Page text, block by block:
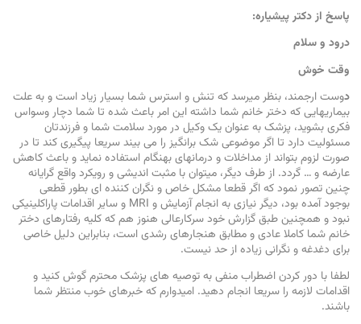
پاسخ از دکتر پیشیاره:
درود و سلام
وقت خوش
دوست ارجمند، بنظر میرسد که تنش و استرس شما بسیار زیاد است و به علت
بیماریهایی که دختر خانم شما داشته این امر باعث شده تا شما دچار وسواس
فکری بشوید، پزشک به عنوان یک وکیل در مورد سلامت شما و فرزندتان
مسئولیت دارد تا اگر موضوعی شک برانگیز را می بیند سریعا پیگیری کند تا در
صورت لزوم بتواند از مداخلات و درمانهای بهنگام استفاده نماید و باعث کاهش
عارضه و … گردد. از طرف دیگر، میتوان با مثبت اندیشی و رویکرد واقع گرایانه
چنین تصور نمود که اگر قطعا مشکل خاص و نگران کننده ای بطور قطعی
بوجود آمده بود، دیگر نیازی به انجام آزمایش و MRI و سایر اقدامات پاراکلینیکی
نبود و همچنین طبق گزارش خود سرکارعالی هنوز هم که کلیه رفتارهای دختر
خانم شما کاملا عادی و مطابق هنجارهای رشدی است، بنابراین دلیل خاصی
برای دغدغه و نگرانی زیاده از حد نیست.
لطفا با دور کردن اضطراب منفی به توصیه های پزشک محترم گوش کنید و
اقدامات لازمه را سریعا انجام دهید. امیدوارم که خبرهای خوب منتظر شما
باشند.